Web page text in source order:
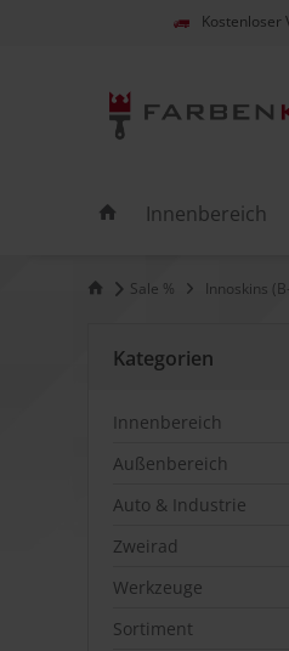
Kostenloser
Innenbereich
Sale % Innoskins
Kategorien
Innenbereich
Außenbereich
Auto & Industrie
Zweirad
Werkzeuge
Sortiment